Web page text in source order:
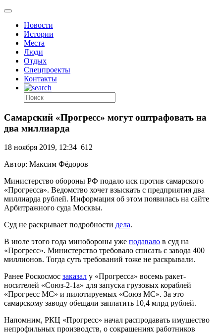
Новости
Истории
Места
Люди
Отдых
Спецпроекты
Контакты
Самарский «Прогресс» могут оштрафовать на
два миллиарда
18 ноября 2019, 12:34 612
Автор: Максим Фёдоров
Министерство обороны РФ подало иск против самарского
«Прогресса». Ведомство хочет взыскать с предприятия два
миллиарда рублей. Информация об этом появилась на сайте
Арбитражного суда Москвы.
Суд не раскрывает подробности дела.
В июле этого года минобороны уже подавало в суд на
«Прогресс». Министерство требовало списать с завода 400
миллионов. Тогда суть требований тоже не раскрывали.
Ранее Роскосмос заказал у «Прогресса» восемь ракет-
носителей «Союз-2-1а» для запуска грузовых кораблей
«Прогресс МС» и пилотируемых «Союз МС». За это
самарскому заводу обещали заплатить 10,4 млрд рублей.
Напомним, РКЦ «Прогресс» начал распродавать имущество
непрофильных производств, о сокращениях работников